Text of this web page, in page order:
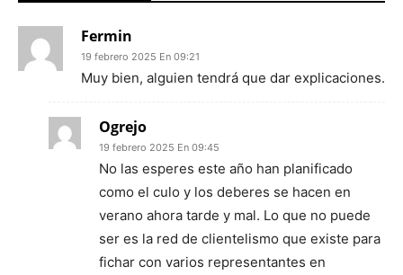
Fermin
19 febrero 2025 En 09:21
Muy bien, alguien tendrá que dar explicaciones.
Ogrejo
19 febrero 2025 En 09:45
No las esperes este año han planificado
como el culo y los deberes se hacen en
verano ahora tarde y mal. Lo que no puede
ser es la red de clientelismo que existe para
fichar con varios representantes en